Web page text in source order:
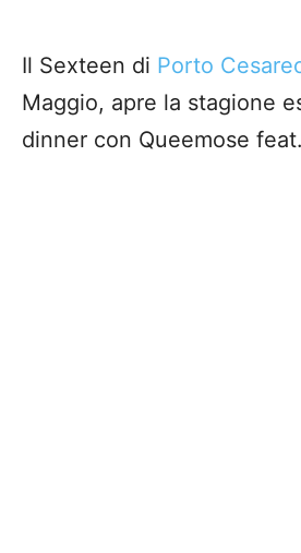
Il Sexteen di Porto
Maggio, apre la stagione
dinner con Queemose